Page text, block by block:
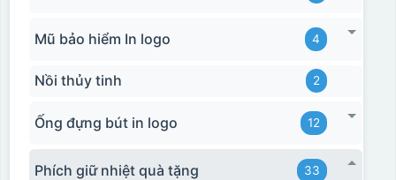
Mũ bảo hiểm In logo 4
Nồi thủy tinh 2
Ống đựng bút in logo 12
Phích giữ nhiệt quà tặng 33